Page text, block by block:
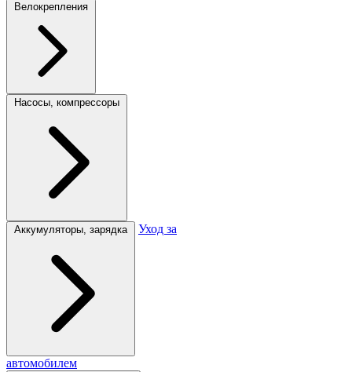
Велокрепления
Насосы, компрессоры
Аккумуляторы, зарядка Уход за
автомобилем